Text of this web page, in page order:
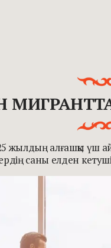
алғашқы үш
саны елден